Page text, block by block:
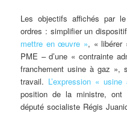
Les objectifs affichés par
ordres : simplifier un
mettre en œuvre », « libérer
PME – d’une « contrainte
franchement usine à gaz »,
travail. L’expression «
position de la ministre, ont
député socialiste Régis